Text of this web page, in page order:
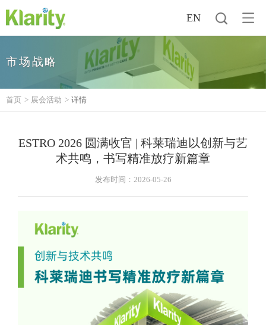
EN
市场战略
首页 > 展会活动 > 详情
ESTRO 2026 圆满收官 | 科莱瑞迪以创新与艺
术共鸣，书写精准放疗新篇章
发布时间：2026-05-26